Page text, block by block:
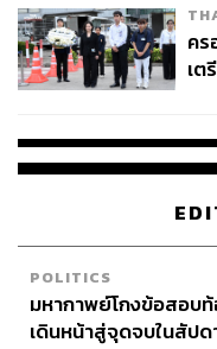
คร
เต
POLITICS
มหากาพย์โกงข้อสอบ
เดินหน้าสู่จุดจบในสัป